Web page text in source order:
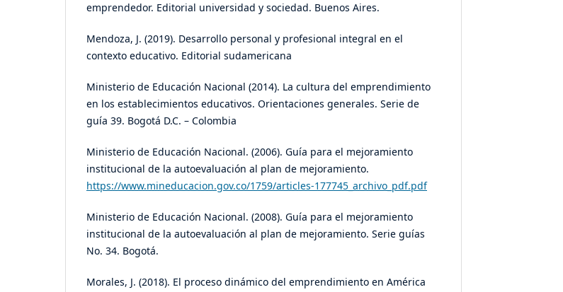
emprendedor. Editorial universidad y sociedad. Buenos Aires.
Mendoza, J. (2019). Desarrollo personal y profesional integral en el
contexto educativo. Editorial sudamericana
Ministerio de Educación Nacional (2014). La cultura del emprendimiento
en los establecimientos educativos. Orientaciones generales. Serie de
guía 39. Bogotá D.C. – Colombia
Ministerio de Educación Nacional. (2006). Guía para el mejoramiento
institucional de la autoevaluación al plan de mejoramiento.
https://www.mineducacion.gov.co/1759/articles-177745_archivo_pdf.pdf
Ministerio de Educación Nacional. (2008). Guía para el mejoramiento
institucional de la autoevaluación al plan de mejoramiento. Serie guías
No. 34. Bogotá.
Morales, J. (2018). El proceso dinámico del emprendimiento en América